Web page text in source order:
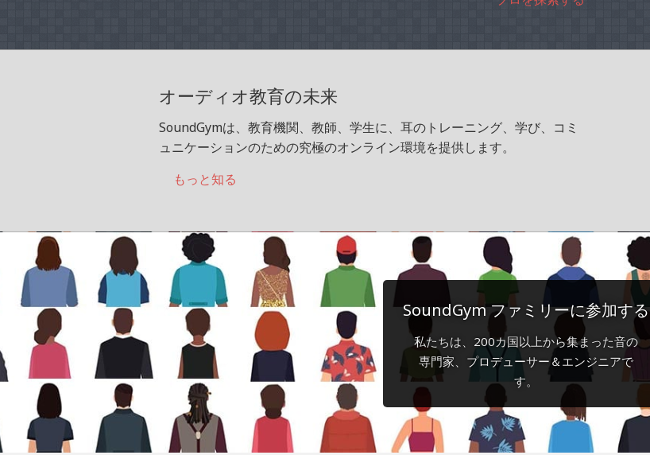
オーディオ教育の未来
SoundGymは、教育機関、教師、学生に、耳のトレーニング、学び、コミ
ュニケーションのための究極のオンライン環境を提供します。
もっと知る
SoundGym ファミリーに参加する
私たちは、200カ国以上から集まった音の
専門家、プロデューサー＆エンジニアで
す。